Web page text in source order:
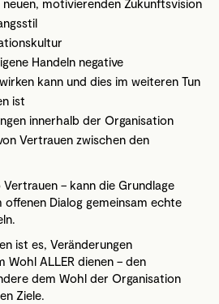
neuen, motivierenden Zukunftsvision
Handeln negative
kann und dies im weiteren Tun
ist
innerhalb der Organisation
Vertrauen zwischen den
– kann die Grundlage
Dialog gemeinsam echte
ist es, Veränderungen
ALLER dienen – den
dem Wohl der Organisation
Ziele.